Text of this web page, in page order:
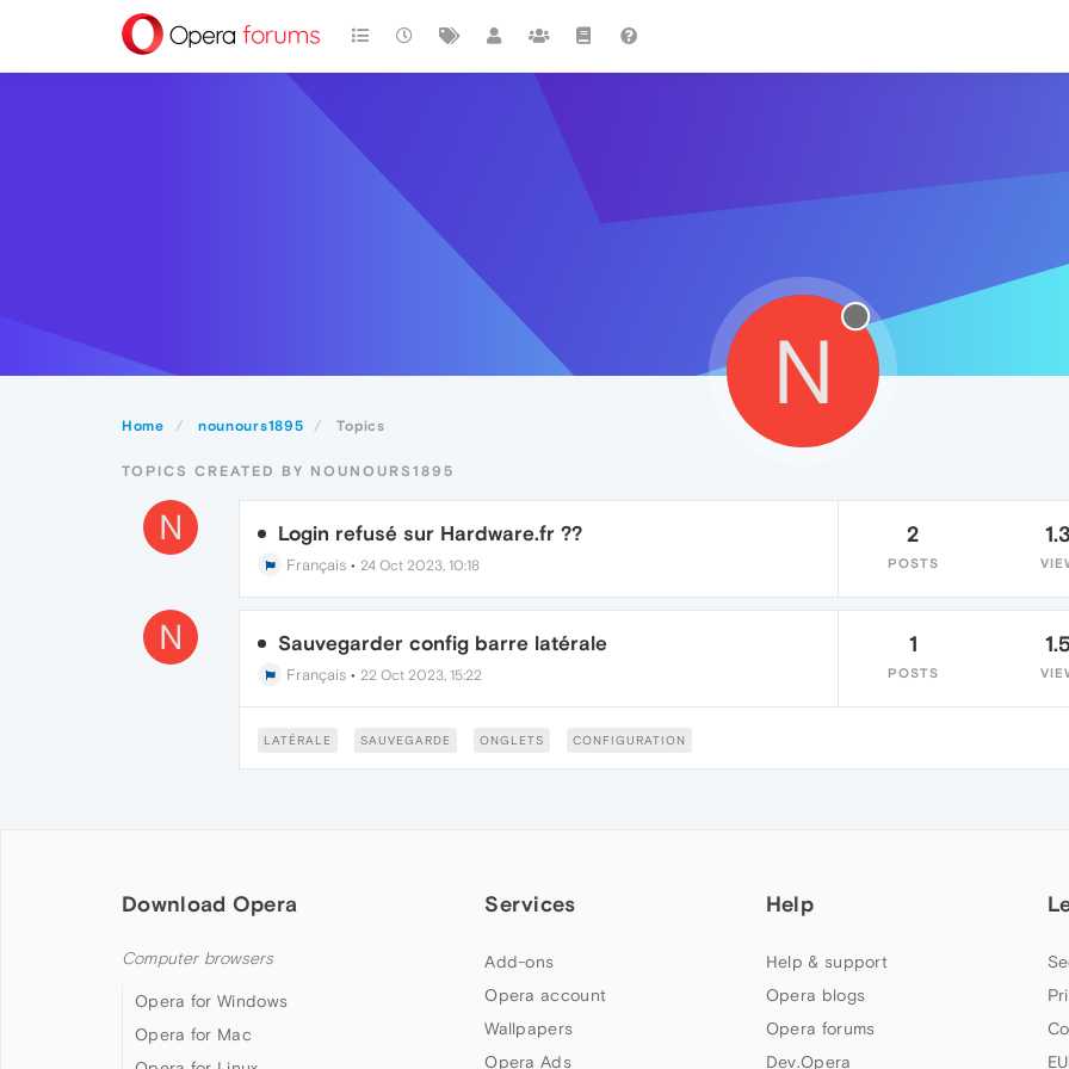
Home nounours1895 Topics
N
TOPICS CREATED BY NOUNOURS1895
N Login refusé sur Hardware.fr ??
Français• 24 Oct 2023, 10:18
2
POSTS
N Sauvegarder config barre latérale
Français• 22 Oct 2023, 15:22
1
POSTS
LATÉRALE SAUVEGARDE ONGLETS CONFIGURATION
Download Opera
Computer browsers
Opera for Windows
Opera for Mac
Services
Add-ons
Opera account
Wallpapers
Opera Ads
Help
Help & support
Opera blogs
Opera forums
Dev.Opera